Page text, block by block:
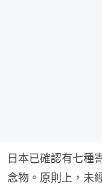
日本已確認有七種
念物。原則上，未